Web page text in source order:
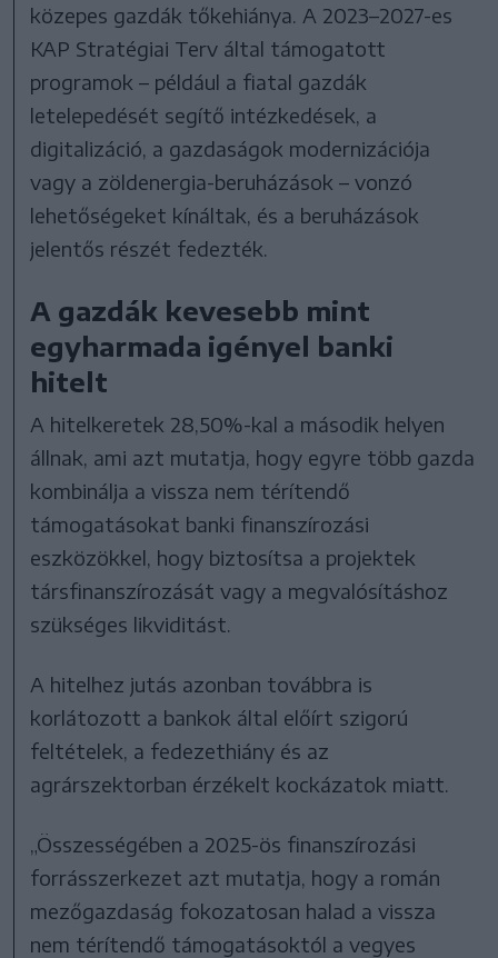
közepes gazdák tőkehiánya. A 2023–2027-es
KAP Stratégiai Terv által támogatott
programok – például a fiatal gazdák
letelepedését segítő intézkedések, a
digitalizáció, a gazdaságok modernizációja
vagy a zöldenergia-beruházások – vonzó
lehetőségeket kínáltak, és a beruházások
jelentős részét fedezték.
A gazdák kevesebb mint
egyharmada igényel banki
hitelt
A hitelkeretek 28,50%-kal a második helyen
állnak, ami azt mutatja, hogy egyre több gazda
kombinálja a vissza nem térítendő
támogatásokat banki finanszírozási
eszközökkel, hogy biztosítsa a projektek
társfinanszírozását vagy a megvalósításhoz
szükséges likviditást.
A hitelhez jutás azonban továbbra is
korlátozott a bankok által előírt szigorú
feltételek, a fedezethiány és az
agrárszektorban érzékelt kockázatok miatt.
„Összességében a 2025-ös finanszírozási
forrásszerkezet azt mutatja, hogy a román
mezőgazdaság fokozatosan halad a vissza
nem térítendő támogatásoktól a vegyes